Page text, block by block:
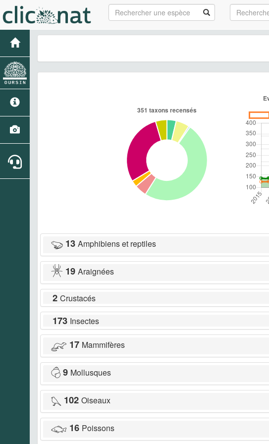
13 Amphibiens et reptiles
19 Araignées
2 Crustacés
173 Insectes
17 Mammifères
9 Mollusques
102 Oiseaux
16 Poissons